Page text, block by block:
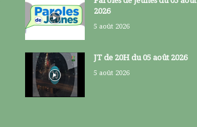
2026
5 août 2026
JT de 20H du 05 août 2026
5 août 2026